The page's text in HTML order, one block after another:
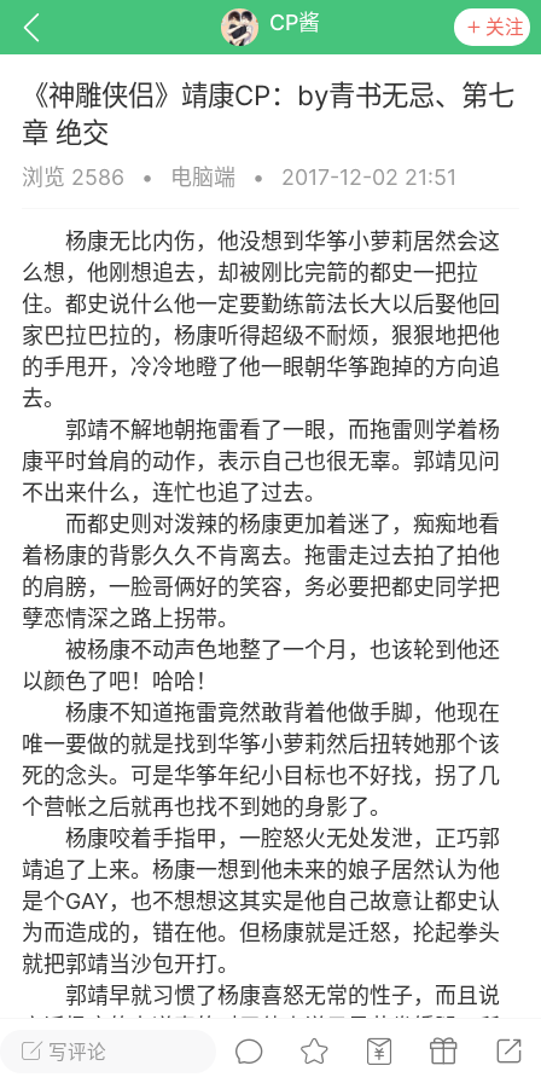
CP酱 关注
排行 头衔 抽奖
动态 小说 商城
任务
电脑端 公开内容
0 9.6k
者
03-18 18:15 电脑端 公开内容
热门说说，你是我爱的人怎么样的你
写评论
《神雕侠侣》靖康CP：by青书无忌、第七
章 绝交
浏览 2586 • 电脑端 • 2017-12-02 21:51
杨康无比内伤，他没想到华筝小萝莉居然会这
么想，他刚想追去，却被刚比完箭的都史一把拉
住。都史说什么他一定要勤练箭法长大以后娶他回
家巴拉巴拉的，杨康听得超级不耐烦，狠狠地把他
的手甩开，冷冷地瞪了他一眼朝华筝跑掉的方向追
去。
郭靖不解地朝拖雷看了一眼，而拖雷则学着杨
康平时耸肩的动作，表示自己也很无辜。郭靖见问
不出来什么，连忙也追了过去。
而都史则对泼辣的杨康更加着迷了，痴痴地看
着杨康的背影久久不肯离去。拖雷走过去拍了拍他
的肩膀，一脸哥俩好的笑容，务必要把都史同学把
孽恋情深之路上拐带。
被杨康不动声色地整了一个月，也该轮到他还
以颜色了吧！哈哈！
杨康不知道拖雷竟然敢背着他做手脚，他现在
唯一要做的就是找到华筝小萝莉然后扭转她那个该
死的念头。可是华筝年纪小目标也不好找，拐了几
个营帐之后就再也找不到她的身影了。
杨康咬着手指甲，一腔怒火无处发泄，正巧郭
靖追了上来。杨康一想到他未来的娘子居然认为他
是个GAY，也不想想这其实是他自己故意让都史认
为而造成的，错在他。但杨康就是迁怒，抡起拳头
就把郭靖当沙包开打。
郭靖早就习惯了杨康喜怒无常的性子，而且说
实话杨康的力道真的对于他来说只是花拳绣腿，所
以面无表情地任他打。